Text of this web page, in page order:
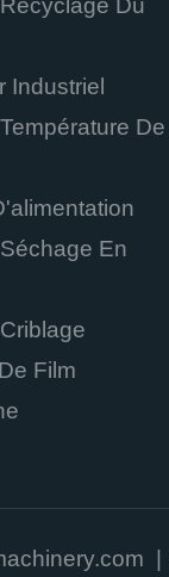
Du
Industriel
De
En
Film